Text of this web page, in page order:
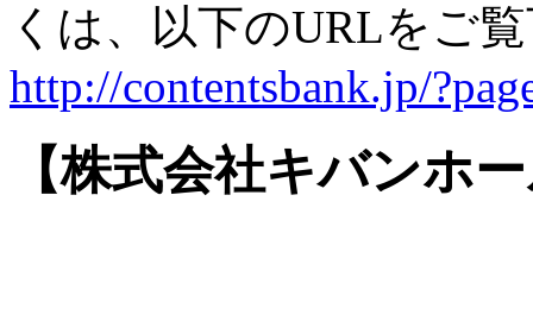
くは、以下のURLをご
http://contentsbank.jp/
【株式会社キバンホ